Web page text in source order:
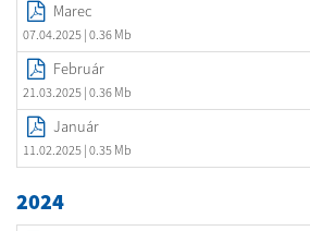
Marec
07.04.2025 | 0.36 Mb
Február
21.03.2025 | 0.36 Mb
Január
11.02.2025 | 0.35 Mb
2024